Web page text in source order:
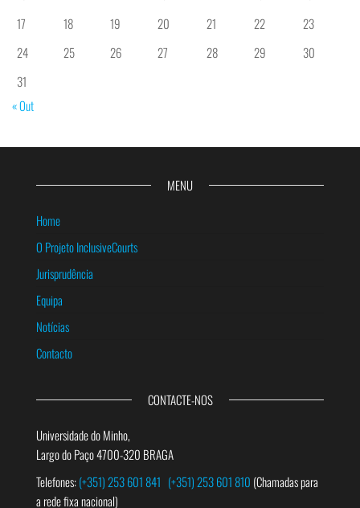
17
18 19 20 21 22
23
24
25 26 27 28 29
30
31
« Out
MENU
Home
O Projeto InclusiveCourts
Jurisprudência
Equipa
Notícias
Contacto
CONTACTE-NOS
Universidade do Minho,
Largo do Paço 4700-320 BRAGA
Telefones:(+351) 253 601 841 (+351) 253 601 810 (Chamadas para
a rede fixa nacional)